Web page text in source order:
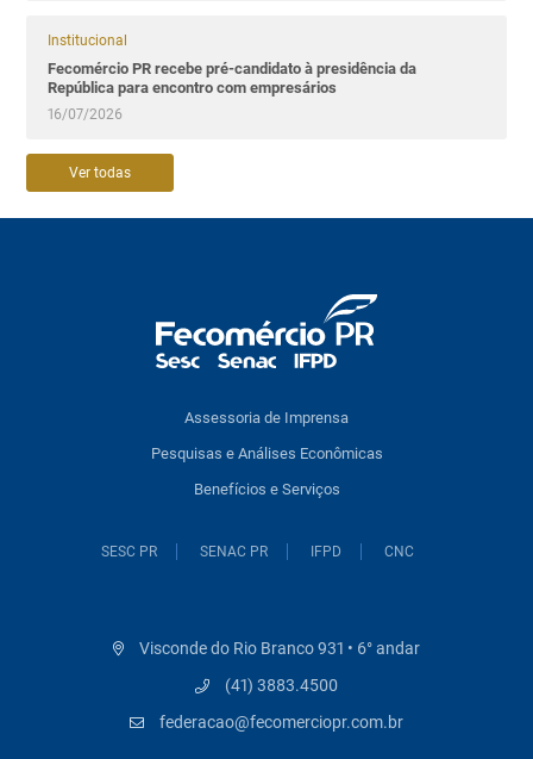
Institucional
Fecomércio PR recebe pré-candidato à presidência da
República para encontro com empresários
16/07/2026
Ver todas
Assessoria de Imprensa
Pesquisas e Análises Econômicas
Benefícios e Serviços
SESC PR SENAC PR IFPD CNC
Visconde do Rio Branco 931 • 6° andar
(41) 3883.4500
federacao@fecomerciopr.com.br